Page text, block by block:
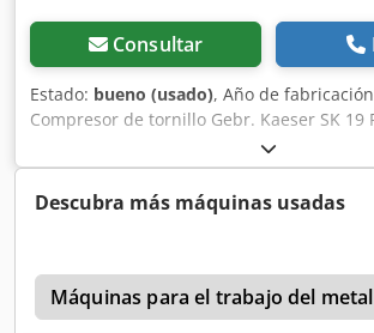
Consultar
Estado: bueno (usado), Año de
Compresor de tornillo Gebr. Kaeser SK 19
motor: 11 kW Año de fabricación: 1995
funcionamiento máxima permitida: 10
1900 litros/min Con control por relé
aproximadas: Largo 785 x Ancho 820 x Alto
(medidas sin conexiones). Peso: 270 kg
Amrof Ubicación: disponible en el
disponible inmediatamente -
Descubra más máquinas usadas
Máquinas para el trabajo del